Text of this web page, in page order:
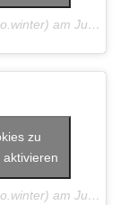
amJun 19, 2019 um 9:27 PDT
amJun 19, 2019 um 9:26 PDT
zu